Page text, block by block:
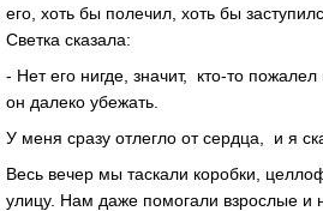
его, хоть бы полечил, хоть бы
Светка сказала:
- Нет его нигде, значит, кто-то
он далеко убежать.
У меня сразу отлегло от сердца, и я
Весь вечер мы таскали коробки,
улицу. Нам даже помогали взрослые и